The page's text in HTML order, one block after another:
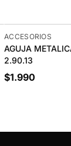
ACCESORIOS
AGUJA
2.90.13
$1.990